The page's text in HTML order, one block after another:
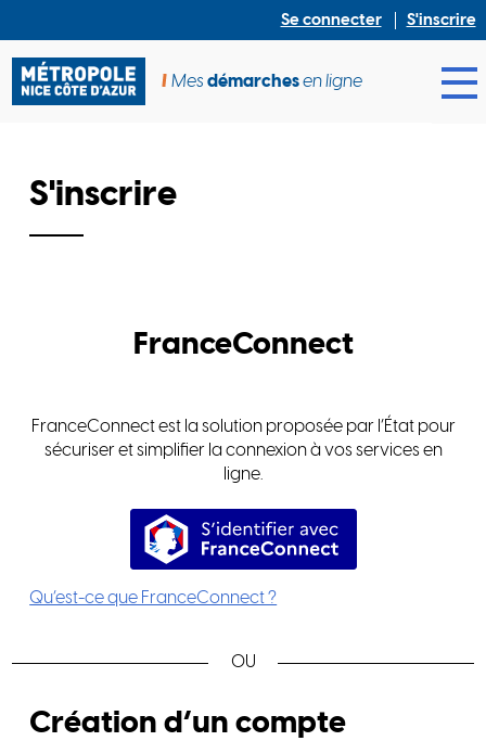
Se connecter S'inscrire
Mesdémarchesen ligne
S'inscrire
FranceConnect
FranceConnect est la solution proposée par l’État pour
sécuriser et simplifier la connexion à vos services en
ligne.
S’identifier avec
Qu’est-ce que FranceConnect ?
Création d’un compte